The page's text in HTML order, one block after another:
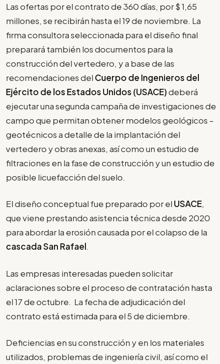
Las ofertas por el contrato de 360 días, por $ 1,65
millones, se recibirán hasta el 19 de noviembre. La
firma consultora seleccionada para el diseño final
preparará también los documentos para la
construcción del vertedero, y a base de las
recomendaciones del Cuerpo de Ingenieros del
Ejército de los Estados Unidos (USACE)deberá
ejecutar una segunda campaña de investigaciones de
campo que permitan obtener modelos geológicos –
geotécnicos a detalle de la implantación del
vertedero y obras anexas, así como un estudio de
filtraciones en la fase de construcción y un estudio de
posible licuefacción del suelo.
El diseño conceptual fue preparado por el USACE,
que viene prestando asistencia técnica desde 2020
para abordar la erosión causada por el colapso de la
cascada San Rafael.
Las empresas interesadas pueden solicitar
aclaraciones sobre el proceso de contratación hasta
el 17 de octubre. La fecha de adjudicación del
contrato está estimada para el 5 de diciembre.
Deficiencias en su construcción y en los materiales
utilizados, problemas de ingeniería civil, así como el